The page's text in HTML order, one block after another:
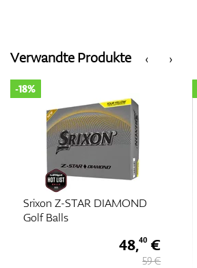
‹
Verwandte Produkte ›
Srixon Z-STAR DIAMOND
Golf Balls
-18%
48,40 €
59 €